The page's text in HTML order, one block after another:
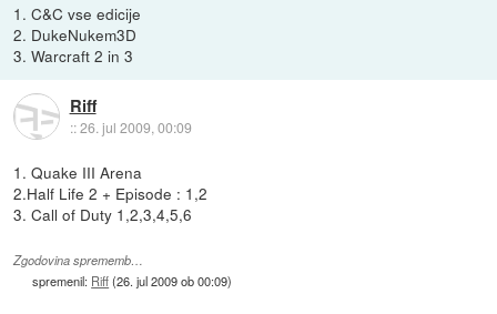
1. C&C vse edicije
2. DukeNukem3D
3. Warcraft 2 in 3
Riff
::26. jul 2009, 00:09
1. Quake III Arena
2.Half Life 2 + Episode : 1,2
3. Call of Duty 1,2,3,4,5,6
Zgodovina sprememb…
spremenil: Riff(26. jul 2009 ob 00:09)